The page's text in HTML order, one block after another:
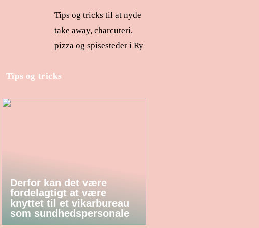
Tips og tricks til at nyde
take away, charcuteri,
pizza og spisesteder i Ry
Tips og tricks
Derfor kan det være
fordelagtigt at være
knyttet til et vikarbureau
som sundhedspersonale